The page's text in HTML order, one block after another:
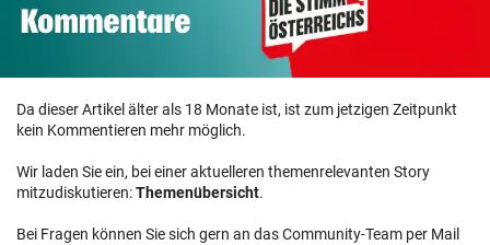
Da dieser Artikel älter als 18 Monate ist, ist zum jetzigen Zeitpunkt
kein Kommentieren mehr möglich.
Wir laden Sie ein, bei einer aktuelleren themenrelevanten Story
mitzudiskutieren:Themenübersicht.
Bei Fragen können Sie sich gern an das Community-Team per Mail